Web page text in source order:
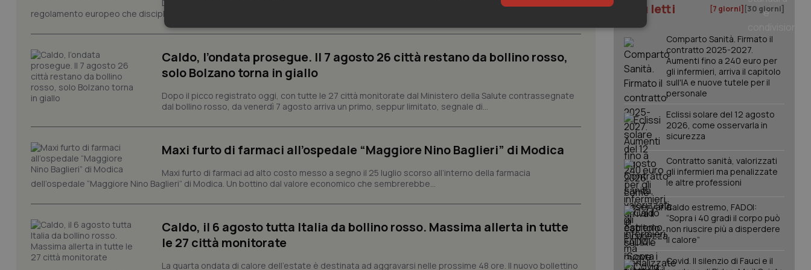
Dal 2 agosto 2026 sono applicabili gli obblighi di trasparenza stabiliti dall’articolo 50 dell’AI Act, il
regolamento europeo che disciplina lo sviluppo, l’immissione sul mercato e l’utilizzo dei sistemi di...
Caldo, l’ondata prosegue. Il 7 agosto 26 città restano da bollino rosso,
solo Bolzano torna in giallo
Dopo il picco registrato oggi, con tutte le 27 città monitorate dal Ministero della Salute contrassegnate
dal bollino rosso, da venerdì 7 agosto arriva un primo, seppur limitato, segnale di...
Maxi furto di farmaci all’ospedale “Maggiore Nino Baglieri” di Modica
Maxi furto di farmaci ad alto costo messo a segno il 25 luglio scorso all’interno della farmacia
dell’ospedale “Maggiore Nino Baglieri” di Modica. Un bottino dal valore economico che sembrerebbe...
Caldo, il 6 agosto tutta Italia da bollino rosso. Massima allerta in tutte
le 27 città monitorate
La quarta ondata di calore dell'estate è destinata ad aggravarsi nelle prossime 48 ore. Il nuovo bollettino
I più letti [7 giorni] [30 giorni]
Comparto Sanità. Firmato il
contratto 2025-2027.
Aumenti fino a 240 euro per
gli infermieri, arriva il capitolo
sull'IA e nuove tutele per il
personale
Eclissi solare del 12 agosto
2026, come osservarla in
sicurezza
Contratto sanità, valorizzati
gli infermieri ma penalizzate
le altre professioni
Caldo estremo, FADOI:
“Sopra i 40 gradi il corpo può
non riuscire più a disperdere
il calore”
Covid. Il silenzio di Fauci e il
Necessari Statistici Marketing
Necessari Statistici Marketing
e l'accesso alle aree protette del sito. Il sito web non è in grado di funzionare correttamente senza questi cookie.
VISITOR_PRIVACY_METADATA
YouTube
5 mesi 4
settimane
del visitatore riguardo a varie politiche e
preferenze siano onorate nelle sessioni future.
CookieScriptConsent
dei cookie di Cookie-Script.com funzioni